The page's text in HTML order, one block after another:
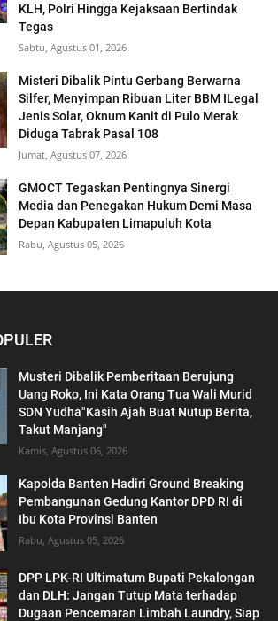
KLH, Polri Hingga Kejaksaan Bertindak
Tegas
Sabtu, Agustus 01, 2026
Misteri Dibalik Pintu Gerbang Berwarna
Silfer, Menyimpan Ribuan Liter BBM ILegal
Jenis Solar, Oknum Kanit di Pulo Merak
Diduga Tabrak Pasal 108
Jumat, Agustus 07, 2026
GMOCT Tegaskan Pentingnya Sinergi
Media dan Penegakan Hukum Demi Masa
Depan Kabupaten Limapuluh Kota
Rabu, Agustus 05, 2026
Musteri Dibalik Pemberitaan Berujung
Uang Roko, Ini Kata Orang Tua Wali Murid
SDN Yudha"Kasih Ajah Buat Nutup Berita,
Takut Manjang"
Kamis, Agustus 06, 2026
Kapolda Banten Hadiri Ground Breaking
Pembangunan Gedung Kantor DPD RI di
Ibu Kota Provinsi Banten
Rabu, Agustus 05, 2026
DPP LPK-RI Ultimatum Bupati Pekalongan
dan DLH: Jangan Tutup Mata terhadap
Dugaan Pencemaran Limbah Laundry, Siap